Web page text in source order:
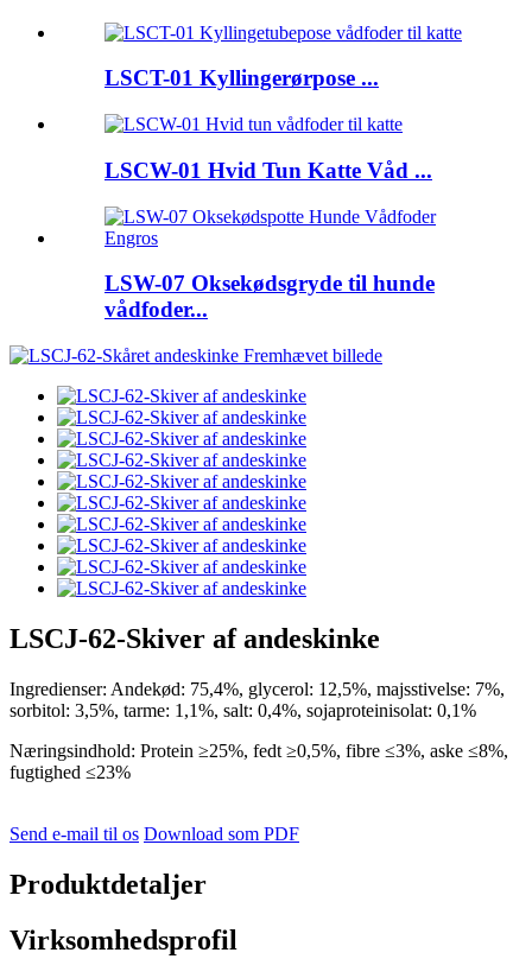
LSCT-01 Kyllingerørpose ...
LSCW-01 Hvid Tun Katte Våd ...
LSW-07 Oksekødsgryde til hunde
vådfoder...
LSCJ-62-Skiver af andeskinke
Ingredienser: Andekød: 75,4%, glycerol: 12,5%, majsstivelse: 7%,
sorbitol: 3,5%, tarme: 1,1%, salt: 0,4%, sojaproteinisolat: 0,1%
Næringsindhold: Protein ≥25%, fedt ≥0,5%, fibre ≤3%, aske ≤8%,
fugtighed ≤23%
Send e-mail til os Download som PDF
Produktdetaljer
Virksomhedsprofil